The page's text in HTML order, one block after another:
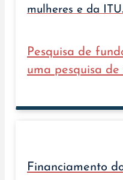
mulheres e da ITU.
Pesquisa de
uma pesquisa de
Financiamento